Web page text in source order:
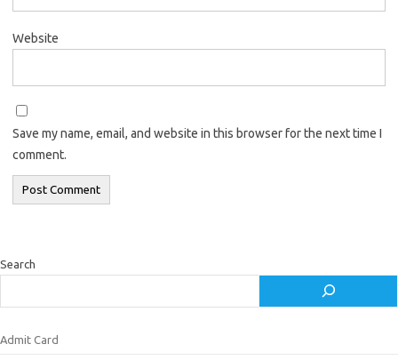
Website
Save my name, email, and website in this browser for the next time I
comment.
Search
Admit Card